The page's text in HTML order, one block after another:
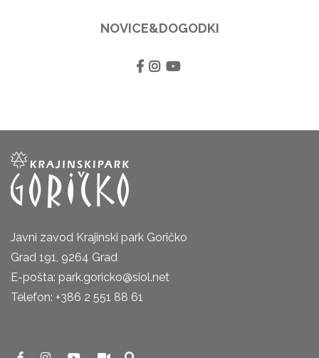
NOVICE&DOGODKI
Javni zavod Krajinski park Goričko
Grad 191, 9264 Grad
E-pošta: park.goricko@siol.net
Telefon: +386 2 551 88 61